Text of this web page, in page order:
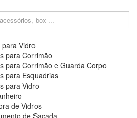
Vidro
para Corrimão
para Corrimão e Guarda Corpo
para Esquadrias
para Vidro
de Vidros
de Sacada